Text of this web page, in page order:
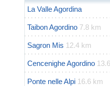
La Valle Agordina
Taibon Agordino 7.8 km
Sagron Mis 12.4 km
Cencenighe Agordino
Ponte nelle Alpi 16.6 km